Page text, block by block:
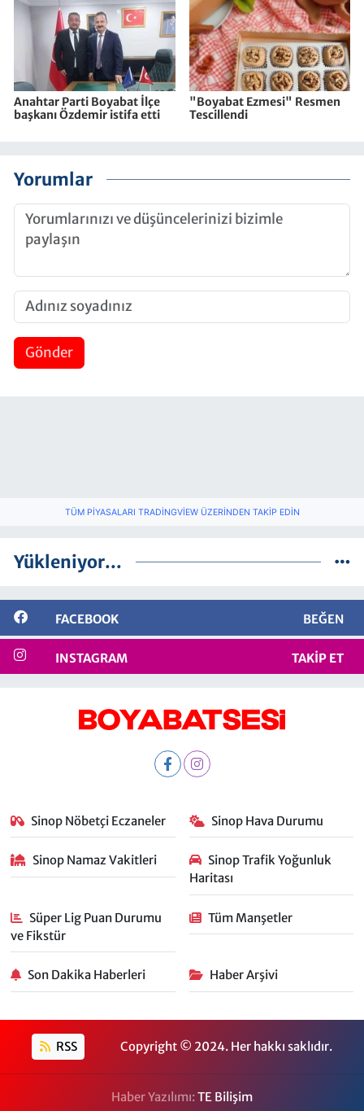
Anahtar Parti Boyabat İlçe
başkanı Özdemir istifa etti
"Boyabat Ezmesi" Resmen
Tescillendi
Yorumlar
Gönder
TÜM PIYASALARI TRADINGVIEW ÜZERINDEN TAKIP EDIN
Yükleniyor...
FACEBOOK BEĞEN
INSTAGRAM TAKIP ET
Sinop Nöbetçi Eczaneler Sinop Hava Durumu
Sinop Namaz Vakitleri
Sinop Trafik Yoğunluk
Haritası
Süper Lig Puan Durumu
ve Fikstür
Tüm Manşetler
Son Dakika Haberleri Haber Arşivi
RSS Copyright © 2024. Her hakkı saklıdır.
Haber Yazılımı:TE Bilişim